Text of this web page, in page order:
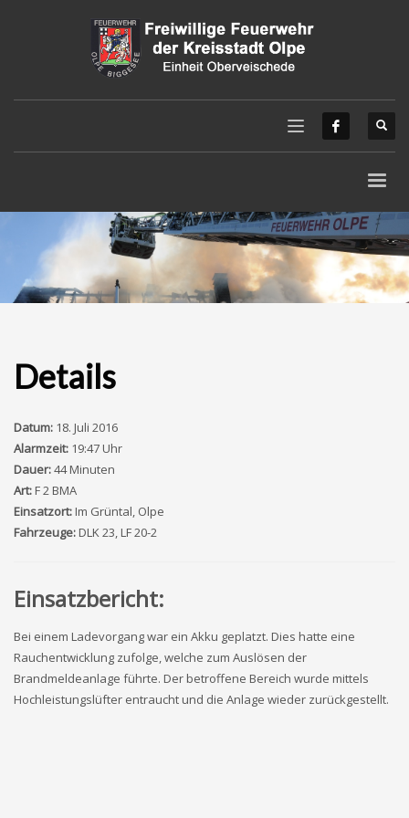
Details
Datum: 18. Juli 2016
Alarmzeit: 19:47 Uhr
Dauer:44 Minuten
Art:F 2 BMA
Einsatzort:Im Grüntal, Olpe
Fahrzeuge:DLK 23, LF 20-2
Einsatzbericht:
Bei einem Ladevorgang war ein Akku geplatzt. Dies hatte eine
Rauchentwicklung zufolge, welche zum Auslösen der
Brandmeldeanlage führte. Der betroffene Bereich wurde mittels
Hochleistungslüfter entraucht und die Anlage wieder zurückgestellt.